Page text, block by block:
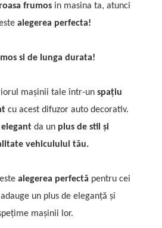
frumos in masina ta, atunci
alegerea perfecta!
si de lunga durata!
mașinii tale într-un spațiu
cu acest difuzor auto decorativ.
elegant da un plus de stil și
vehiculului tău.
alegerea perfectă pentru cei
un plus de eleganță și
mașinii lor.